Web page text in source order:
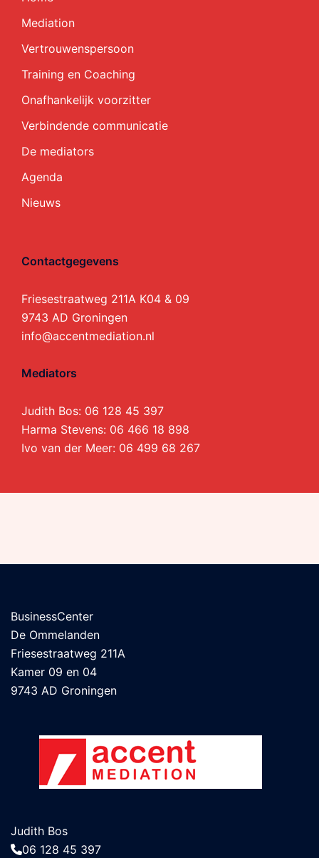
Mediation
Vertrouwenspersoon
Training en Coaching
Onafhankelijk voorzitter
Verbindende communicatie
De mediators
Agenda
Nieuws
Contactgegevens
Friesestraatweg 211A K04 & 09
9743 AD Groningen
info@accentmediation.nl
Mediators
Judith Bos: 06 128 45 397
Harma Stevens: 06 466 18 898
Ivo van der Meer: 06 499 68 267
BusinessCenter
De Ommelanden
Friesestraatweg 211A
Kamer 09 en 04
9743 AD Groningen
Judith Bos
06 128 45 397